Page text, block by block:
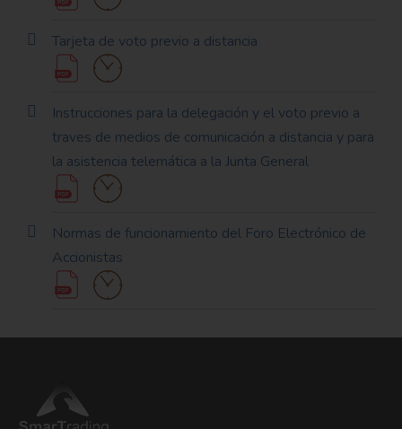
Tarjeta de voto previo a distancia
Instrucciones para la delegación y el voto previo a
traves de medios de comunicación a distancia y para
la asistencia telemática a la Junta General
Normas de funcionamiento del Foro Electrónico de
Accionistas